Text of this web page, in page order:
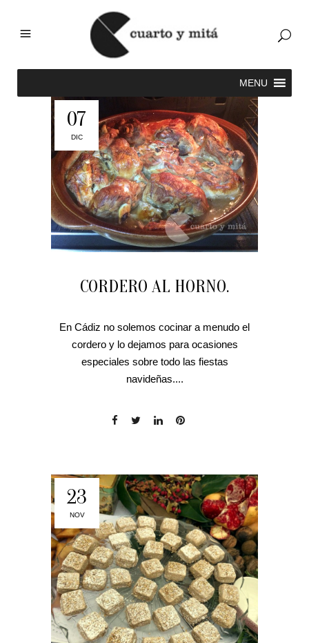
07
DIC
CORDERO AL HORNO.
En Cádiz no solemos cocinar a menudo el
cordero y lo dejamos para ocasiones
especiales sobre todo las fiestas
navideñas....
23
NOV